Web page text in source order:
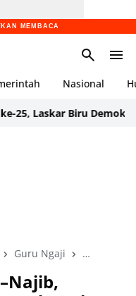
MEMBACA
Nasional
Biru Demokrat Banten
Guru Ngaji Insentif